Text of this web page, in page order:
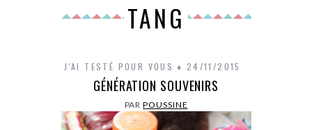
TANG
J'AI TESTÉ POUR VOUS 24/11/2015
GÉNÉRATION SOUVENIRS
PARPOUSSINE